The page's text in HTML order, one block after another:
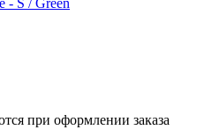
при оформлении заказа